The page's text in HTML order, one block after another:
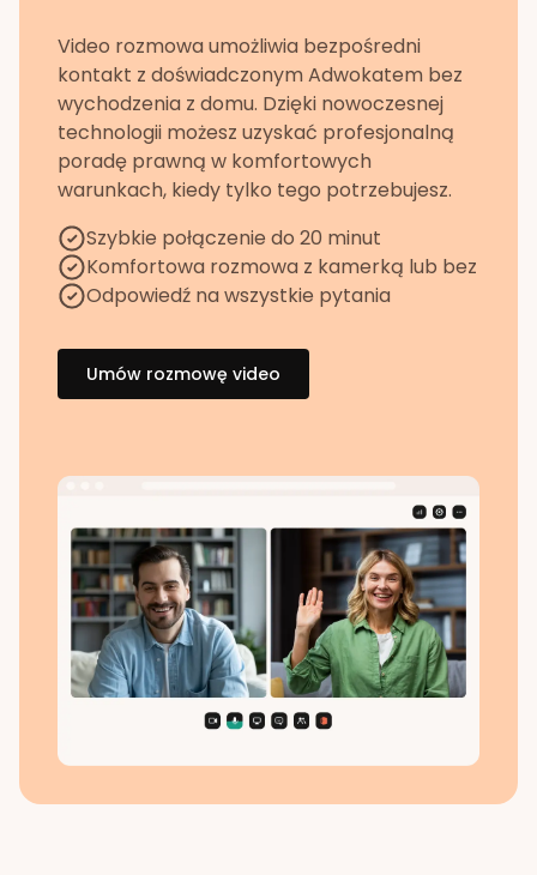
Video rozmowa umożliwia bezpośredni
kontakt z doświadczonym Adwokatem bez
wychodzenia z domu. Dzięki nowoczesnej
technologii możesz uzyskać profesjonalną
poradę prawną w komfortowych
warunkach, kiedy tylko tego potrzebujesz.
Szybkie połączenie do 20 minut
Komfortowa rozmowa z kamerką lub bez
Odpowiedź na wszystkie pytania
Umów rozmowę video